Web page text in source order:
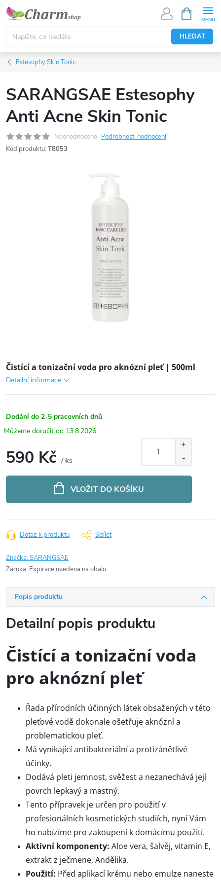
Přejít
obsah
HLEDAT
NÁKUPNÍ
KOŠÍK
Estesophy Skin Tonic
SARANGSAE Estesophy
Anti Acne Skin Tonic
Neohodnoceno Podrobnosti hodnocení
Kód produktu: T8053
Čistící a tonizační voda pro aknózní pleť | 500ml
Detailní informace
Dodání do 2-5 pracovních dnů
13.8.2026
590 Kč / ks
VLOŽIT DO KOŠÍKU
Dotaz k produktu Sdílet
Značka:SARANGSAE
Záruka: Expirace uvedena na obalu
Popis produktu
Detailní popis produktu
Čistící a tonizační voda
pro aknózní pleť
Řada přírodních účinných látek obsažených v této
pleťové vodě dokonale ošetřuje aknózní a
problematickou pleť.
Má vynikající antibakteriální a protizánětlivé
účinky.
Dodává pleti jemnost, svěžest a nezanechává její
povrch lepkavý a mastný.
Tento přípravek je určen pro použití v
profesionálních kosmetických studiích, nyní Vám
ho nabízíme pro zakoupení k domácímu použití.
Aktivní komponenty: Aloe vera, šalvěj, vitamín E,
extrakt z ječmene, Andělika.
Použití: Před aplikací krému nebo emulze naneste